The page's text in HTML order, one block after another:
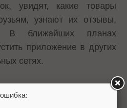
увидят, какие товары
узнают их отзывы,
ближайших планах
приложение в других
сетях.
идея торговых площадок
Например, в Facebook